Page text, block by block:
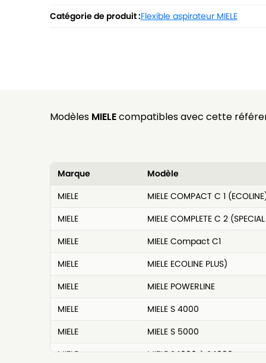
Catégorie de produit :Flexible aspirateur MIELE
Modèles MIELEcompatibles avec cette
Marque
Modèle
MIELE
MIELE COMPACT C 1
MIELE
MIELE COMPLETE C 2 (SPECIAL
MIELE
MIELE Compact C1
MIELE
MIELE ECOLINE PLUS)
MIELE
MIELE POWERLINE
MIELE
MIELE S 4000
MIELE
MIELE S 5000
MIELE
MIELE S4000 à S4999